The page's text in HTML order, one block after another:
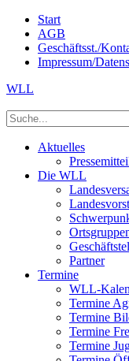
Start
AGB
Geschäftsst./
Impressum/
WLL
Aktuelles
Die WLL
Partner
Termine
WLL-
Termine
Termine
Termine
Termine